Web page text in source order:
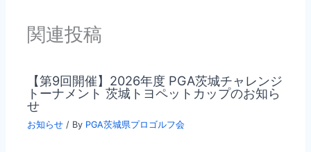
関連投稿
【第9回開催】2026年度 PGA茨城チャレンジ
トーナメント 茨城トヨペットカップのお知ら
せ
お知らせ / By PGA茨城県プロゴルフ会